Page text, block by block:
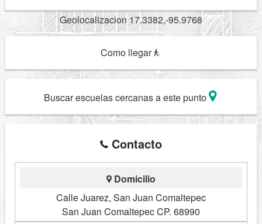
Geolocalizacion 17.3382,-95.9768
Como llegar
Buscar escuelas cercanas a este punto
Contacto
Domicilio
Calle Juarez, San Juan Comaltepec
San Juan Comaltepec CP. 68990